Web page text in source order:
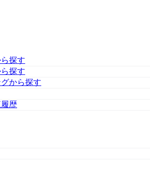
探す
探す
から探す
歴